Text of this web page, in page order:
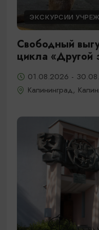
ЭКСКУРСИИ
Свободный
цикла «Другой
01.08.2026 -
Калининград,